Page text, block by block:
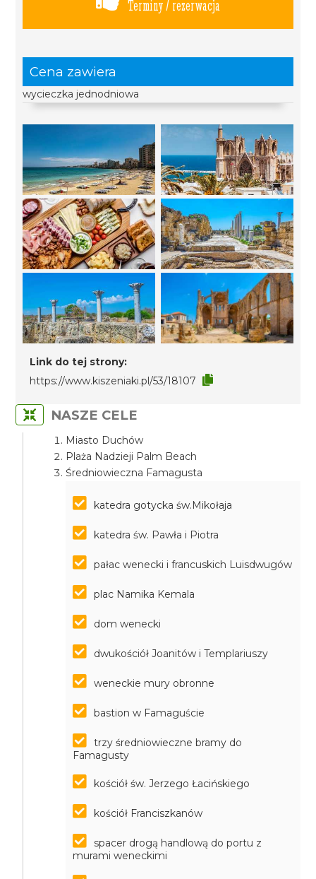
Terminy / rezerwacja
Cena zawiera
wycieczka jednodniowa
Link do tej strony:
https://www.kiszeniaki.pl/53/18107
NASZE CELE
Miasto Duchów
Plaża Nadzieji Palm Beach
Średniowieczna Famagusta
katedra gotycka św.Mikołaja
katedra św. Pawła i Piotra
pałac wenecki i francuskich Luisdwugów
plac Namika Kemala
dom wenecki
dwukościół Joanitów i Templariuszy
weneckie mury obronne
bastion w Famaguście
trzy średniowieczne bramy do
Famagusty
kościół św. Jerzego Łacińskiego
kościół Franciszkanów
spacer drogą handlową do portu z
murami weneckimi